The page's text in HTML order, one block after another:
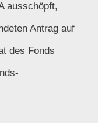
ausschöpft,
Antrag auf
des Fonds